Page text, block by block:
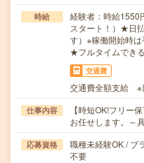
時給
経験者：時給
スタート！）★日
す）※稼働開始時
★フルタイムでき
交通費
交通費全額支給 ※
仕事内容
【時短OK!フリー
お任せします。～
応募資格
職種未経験OK / ブ
不要